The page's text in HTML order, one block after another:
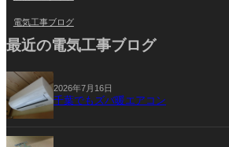
電気工事ブログ
最近の電気工事ブログ
2026年7月16日
千葉でもズバ暖エアコン